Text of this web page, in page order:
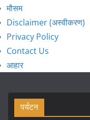
मौसम
Disclaimer (अस्वीकरण)
Privacy Policy
Contact Us
आहार
पर्यटन